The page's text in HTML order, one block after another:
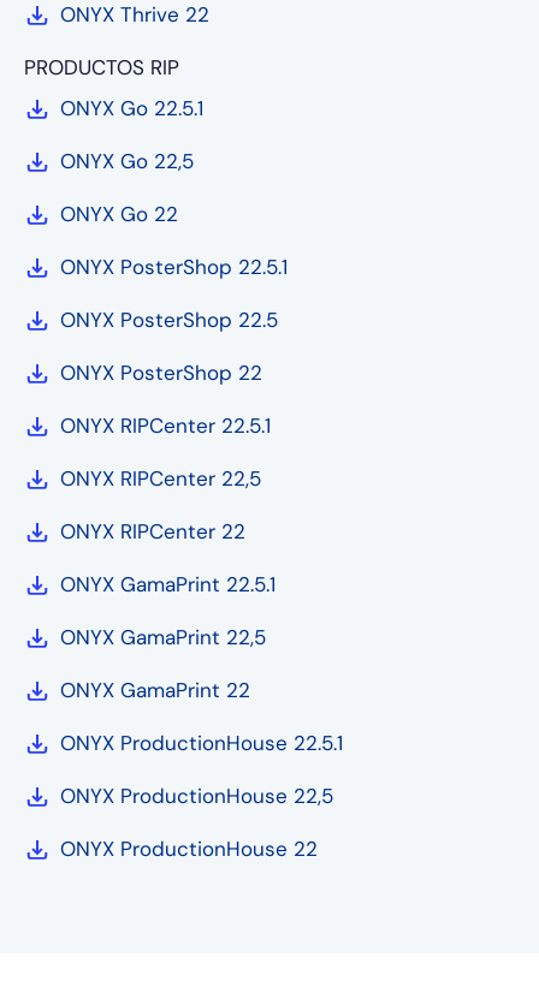
ONYX Thrive 22
PRODUCTOS RIP
ONYX Go 22.5.1
ONYX Go 22,5
ONYX Go 22
ONYX PosterShop 22.5.1
ONYX PosterShop 22.5
ONYX PosterShop 22
ONYX RIPCenter 22.5.1
ONYX RIPCenter 22,5
ONYX RIPCenter 22
ONYX GamaPrint 22.5.1
ONYX GamaPrint 22,5
ONYX GamaPrint 22
ONYX ProductionHouse 22.5.1
ONYX ProductionHouse 22,5
ONYX ProductionHouse 22